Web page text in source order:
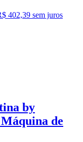
402,39 sem juros
by
de